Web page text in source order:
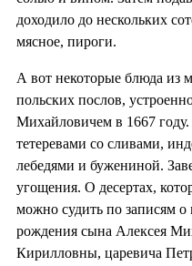
доходило до нескольких
мясное, пироги.
А вот некоторые блюда из
польских послов,
Михайловичем в 1667
тетеревами со сливами,
лебедями и бужениной.
угощения. О десертах,
можно судить по записям о
рождения сына Алексея
Кирилловны, царевича